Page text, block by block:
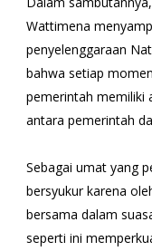
Wattimena
penyelenggaraan
bahwa setiap
pemerintah memiliki
antara pemerintah
Sebagai umat yang
bersyukur karena
bersama dalam
seperti ini